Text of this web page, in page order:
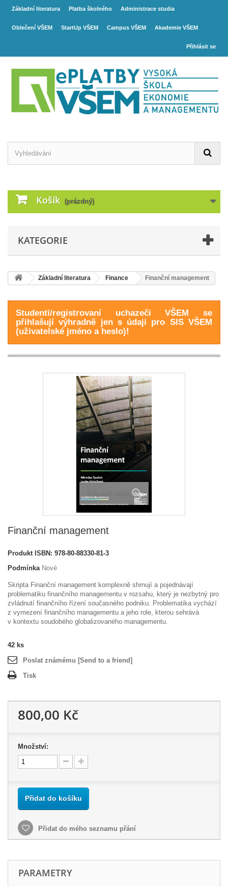
Základní literatura Platba školného Administrace studia
Oblečení VŠEM StartUp VŠEM Campus VŠEM Akademie VŠEM
Přihlásit se
Košík (prázdný)
KATEGORIE
Základní literatura Finance Finanční management
Studenti/registrovaní uchazeči VŠEM se
přihlašují výhradně jen s údaji pro SIS VŠEM
(uživatelské jméno a heslo)!
Finanční management
Produkt ISBN: 978-80-88330-81-3
Podmínka Nové
Skripta Finanční management komplexně shrnují a pojednávají
problematiku finančního managementu v rozsahu, který je nezbytný pro
zvládnutí finančního řízení současného podniku. Problematika vychází
z vymezení finančního managementu a jeho role, kterou sehrává
v kontextu soudobého globalizovaného managementu.
42 ks
Poslat známému [Send to a friend]
Tisk
800,00 Kč
Množství:
Přidat do košíku
Přidat do mého seznamu přání
PARAMETRY